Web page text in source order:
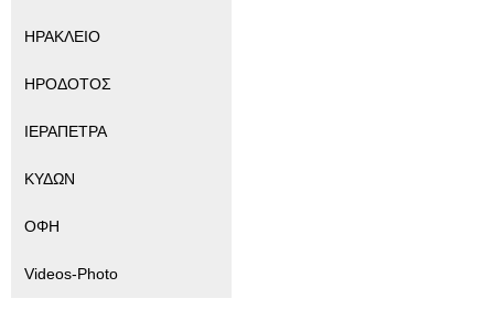
ΗΡΑΚΛΕΙΟ
ΗΡΟΔΟΤΟΣ
ΙΕΡΑΠΕΤΡΑ
ΚΥΔΩΝ
ΟΦΗ
Videos-Photo